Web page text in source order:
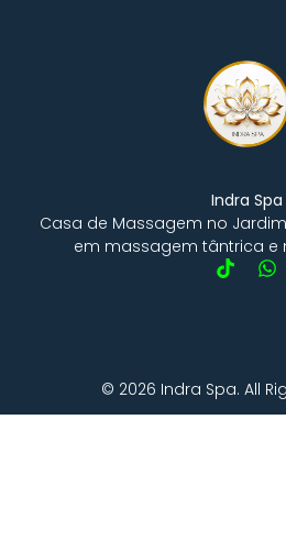
Indra Spa
Casa de Massagem no
em massagem tântrica e
© 2026 Indra Spa. All